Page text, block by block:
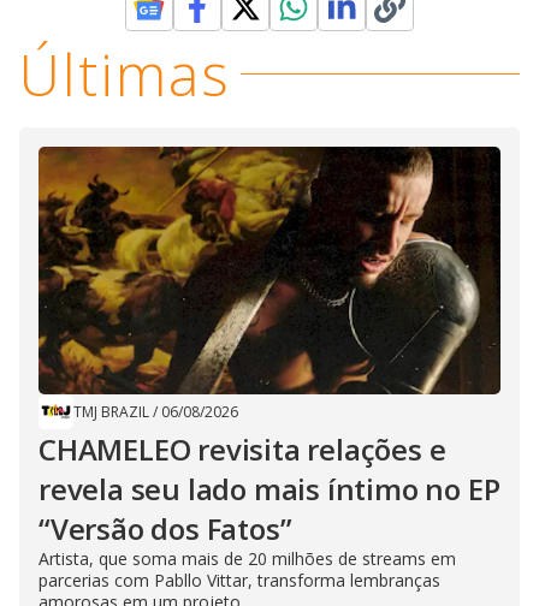
Últimas
TMJ BRAZIL/ 06/08/2026
CHAMELEO revisita relações e
revela seu lado mais íntimo no EP
“Versão dos Fatos”
Artista, que soma mais de 20 milhões de streams em
parcerias com Pabllo Vittar, transforma lembranças